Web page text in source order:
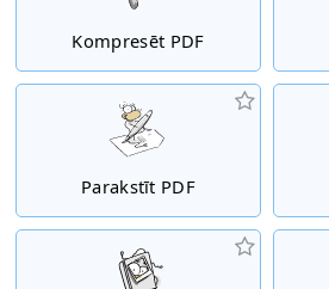
Kompresēt PDF
Parakstīt PDF